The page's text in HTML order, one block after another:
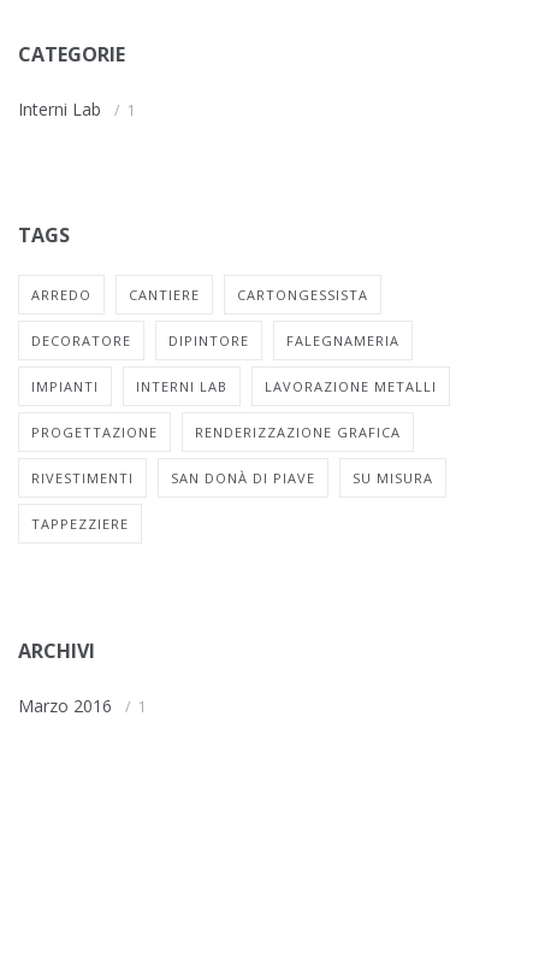
CATEGORIE
Interni Lab 1
TAGS
ARREDO CANTIERE CARTONGESSISTA
DECORATORE DIPINTORE FALEGNAMERIA
IMPIANTI INTERNI LAB LAVORAZIONE METALLI
PROGETTAZIONE RENDERIZZAZIONE GRAFICA
RIVESTIMENTI SAN DONÀ DI PIAVE SU MISURA
TAPPEZZIERE
ARCHIVI
Marzo 2016 1